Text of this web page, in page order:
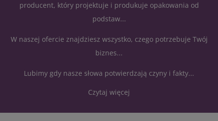
producent, który projektuje i produkuje opakowania od
podstaw...
W naszej ofercie znajdziesz wszystko, czego potrzebuje Twój
biznes...
Lubimy gdy nasze słowa potwierdzają czyny i fakty...
Czytaj więcej